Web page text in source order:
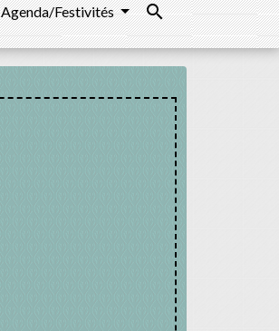
Agenda/Festivités search